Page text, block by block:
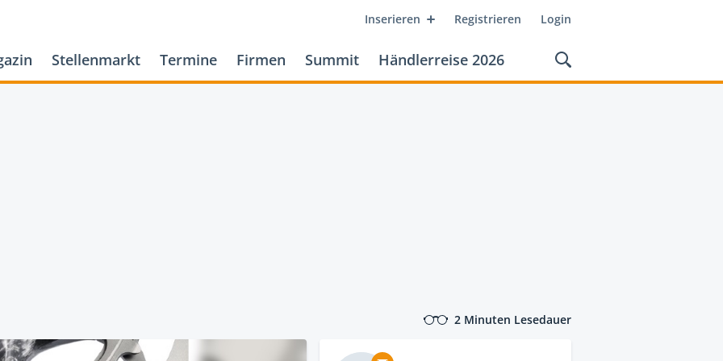
Inserieren Registrieren Login
Stellenmarkt Termine Firmen Summit Händlerreise 2026
2 Minuten Lesedauer